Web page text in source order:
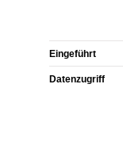
Eingeführt
Datenzugriff